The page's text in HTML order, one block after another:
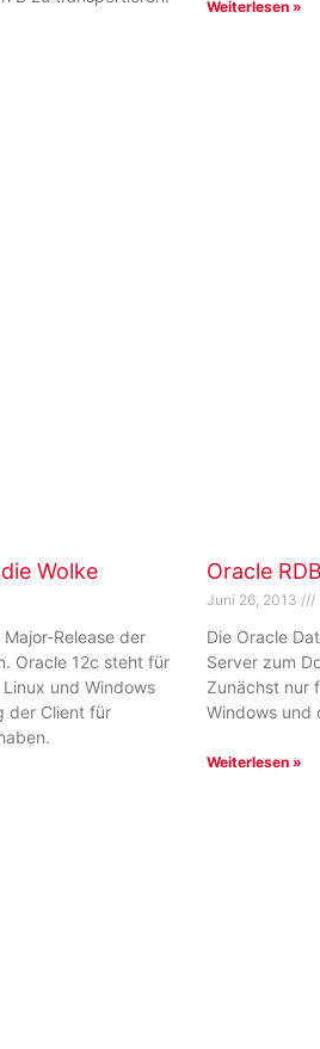
Weiterlesen »
Wolke
Release der
Oracle 12c steht für
und Windows
der Client für
Oracle
Juni 26, 2013
Die Oracle
Server zum
Zunächst nur
Windows und
Weiterlesen »